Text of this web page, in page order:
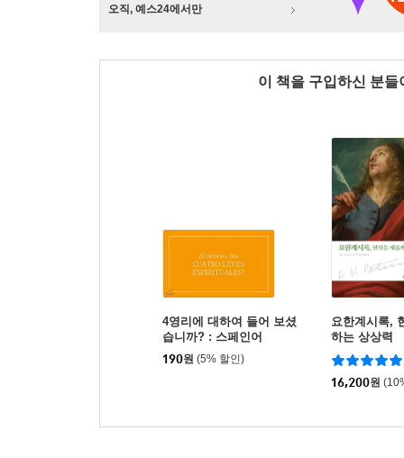
오직, 예스24에서만
이 책을 구입하신 분
4영리에 대하여 들어 보셨
습니까? : 스페인어
190원 (5% 할인)
요한계시록,
하는 상상력
16,200원